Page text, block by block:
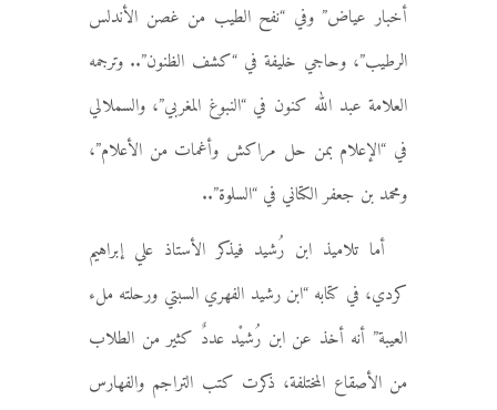
أخبار عياض” وفي “نفح الطيب من غصن الأندلس
الرطيب”، وحاجي خليفة في “كشف الظنون”.. وترجمه
العلامة عبد الله كنون في “النبوغ المغربي”، والسملالي
في “الإعلام بمن حل مراكش وأغمات من الأعلام”،
ومحمد بن جعفر الكتاني في “السلوة”..
أما تلاميذ ابن رُشيد فيذكر الأستاذ علي إبراهيم
كردي، في كتابه “ابن رشيد الفهري السبتي ورحلته ملء
العيبة” أنه أخذ عن ابن رُشيْد عددٌ كثير من الطلاب
من الأصقاع المختلفة، ذكرت كتب التراجم والفهارس